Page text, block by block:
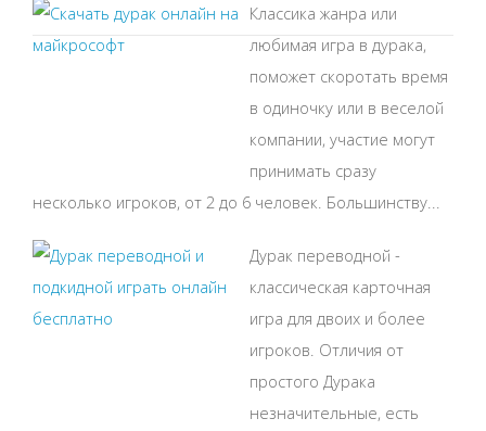
Классика жанра или
любимая игра в дурака,
поможет скоротать время
в одиночку или в веселой
компании, участие могут
принимать сразу
несколько игроков, от 2 до 6 человек. Большинству...
Дурак переводной -
классическая карточная
игра для двоих и более
игроков. Отличия от
простого Дурака
незначительные, есть